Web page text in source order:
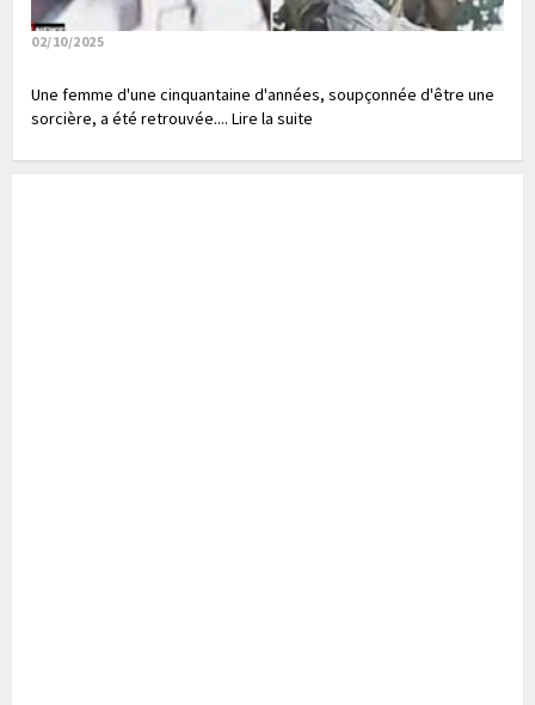
02/10/2025
Une femme d'une cinquantaine d'années, soupçonnée d'être une
sorcière, a été retrouvée.... Lire la suite